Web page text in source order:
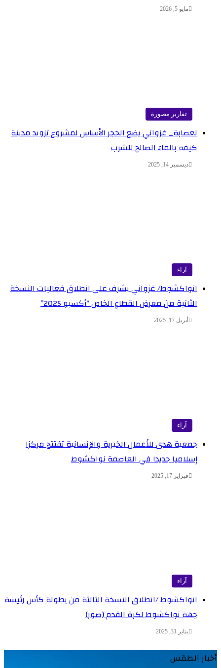
مايو 5, 2026
تقارير مصورة
لعصابة_ غزواني يضع الحجر الأساس لمشروع تزويد مدينة
كيفه بالماء الصالح للشرب
ديسمبر 14, 2025
آراء
انواكشوط/ غزواني يشرف على انطلاق فعاليات النسخة
الثانية من معرض القطاع الخاص “أكسبو 2025”
أبريل 17, 2025
آراء
جمعية هدى للأعمال الخيرية والإنسانية تفتتح مركزا
إسلاميا جديدا في العاصمة نواكشوط
فبراير 17, 2025
آراء
انواكشوط /انطلاق النسخة الثالثة من بطولة كأس رئيسة
جهة نواكشوط لكرة القدم (صور)
يناير 31, 2025
الطقس